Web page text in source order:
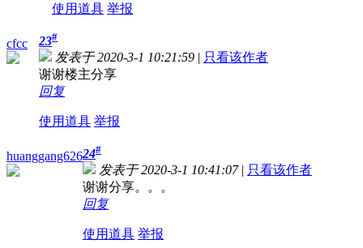
使用道具 举报
cfcc 23#
发表于 2020-3-1 10:21:59 | 只看该作者
谢谢楼主分享
回复
使用道具 举报
huanggang62624#
发表于 2020-3-1 10:41:07 | 只看该作者
谢谢分享。。。
回复
使用道具 举报